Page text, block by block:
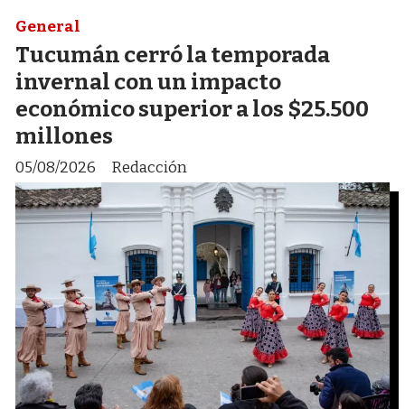
Tucumán cerró la temporada
invernal con un impacto
económico superior a los $25.500
millones
Redacción
General
05/08/2026